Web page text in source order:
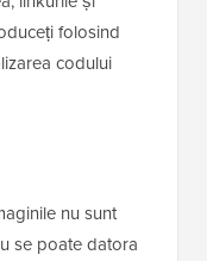
folosind
codului
nu sunt
se poate datora